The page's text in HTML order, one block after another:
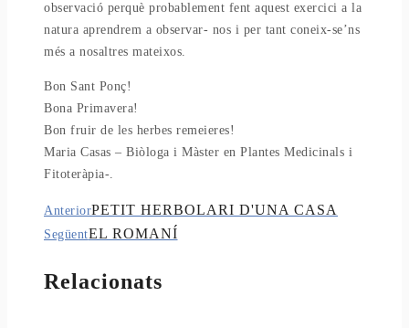
observació perquè probablement fent aquest exercici a la
natura aprendrem a observar- nos i per tant coneix-se’ns
més a nosaltres mateixos.
Bon Sant Ponç!
Bona Primavera!
Bon fruir de les herbes remeieres!
Maria Casas – Biòloga i Màster en Plantes Medicinals i
Fitoteràpia-.
AnteriorPETIT HERBOLARI D'UNA CASA
SegüentEL ROMANÍ
Relacionats